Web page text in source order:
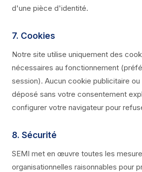
d'une pièce d'identité.
7. Cookies
Notre site utilise uniquement des
nécessaires au fonctionnement
session). Aucun cookie publicitaire
déposé sans votre consentement
configurer votre navigateur pour
8. Sécurité
SEMI met en œuvre toutes les
organisationnelles raisonnables pour